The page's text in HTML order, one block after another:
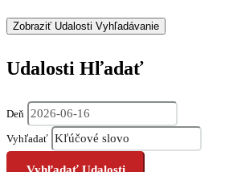
Zobraziť Udalosti Vyhľadávanie
Udalosti Hľadať
Deň
Vyhľadať